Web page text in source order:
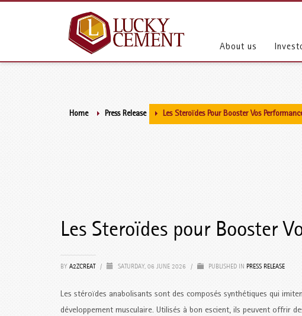
About us
Home Press Release Les Steroïdes Pour Booster Vos
Les Steroïdes pour Booster
BY A2ZCREAT / SATURDAY, 06 JUNE 2026 / PUBLISHED IN PRESS RELEASE
Les stéroïdes anabolisants sont des composés synthétiques qui
développement musculaire. Utilisés à bon escient, ils peuvent offrir